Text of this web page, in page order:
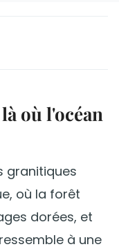
où l'océan
granitiques
où la forêt
dorées, et
à une